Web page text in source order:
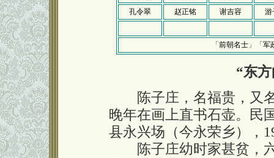
孔令翠
赵正铭 谢吉容 游
「 前朝名士 」「 军
“东
陈子庄，名福贵，又名
晚年在画上直书石壶。民
县永兴场（今永荣乡），
陈子庄幼时家甚贫，六